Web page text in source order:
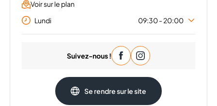
Voir sur le plan
Lundi
09:30 - 20:00
09:30 - 20:00
09:30 - 20:00
Vendredi
09:30 - 20:00
Samedi
09:30 - 20:00
Suivez-nous !
Se rendre sur le site